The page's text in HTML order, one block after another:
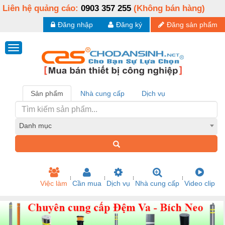
Liên hệ quảng cáo: 0903 357 255 (Không bán hàng)
Đăng sản phẩm
Đăng ký
Đăng nhập
Sản phẩm Nhà cung cấp Dịch vụ
Danh mục
Việc làm Cần mua Dịch vụ Nhà cung cấp Video clip